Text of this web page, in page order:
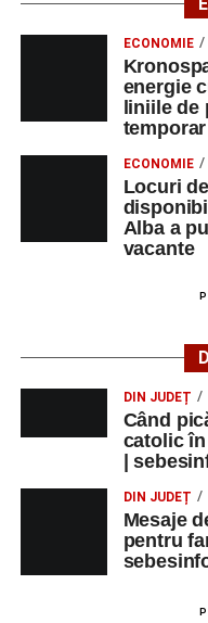
ECONOMIE
energie
liniile
temporar
ECONOMIE
Locuri
Alba a
vacante
DIN JUDEȚ
Când
catolic
|
DIN JUDEȚ
Mesaje
pentru